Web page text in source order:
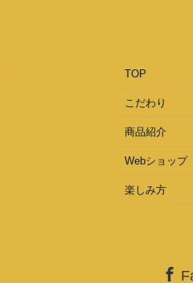
TOP
こだわり
商品紹介
Webショップ
楽しみ方